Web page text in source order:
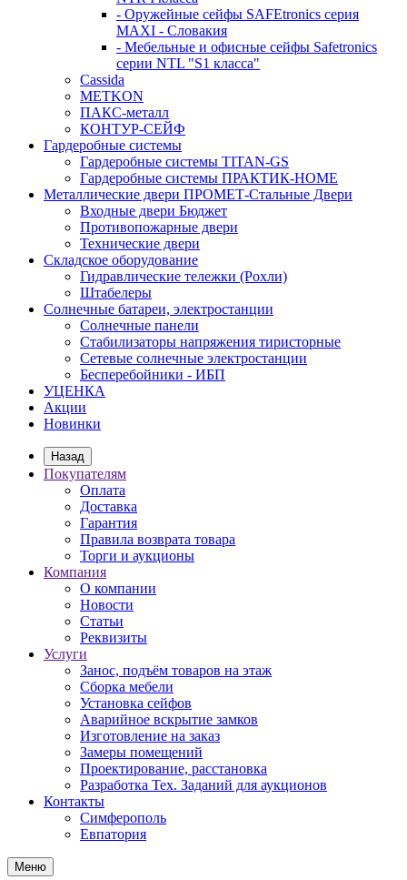
- Оружейные сейфы SAFEtronics серия
MAXI - Словакия
- Мебельные и офисные сейфы Safetronics
серии NTL "S1 класса"
Cassida
METKON
ПАКС-металл
КОНТУР-СЕЙФ
Гардеробные системы
Гардеробные системы TITAN-GS
Гардеробные системы ПРАКТИК-HOME
Металлические двери ПРОМЕТ-Стальные Двери
Входные двери Бюджет
Противопожарные двери
Технические двери
Складское оборудование
Гидравлические тележки (Рохли)
Штабелеры
Солнечные батареи, электростанции
Солнечные панели
Стабилизаторы напряжения тиристорные
Сетевые солнечные электростанции
Бесперебойники - ИБП
УЦЕНКА
Акции
Новинки
Назад
Покупателям
Оплата
Доставка
Гарантия
Правила возврата товара
Торги и аукционы
Компания
О компании
Новости
Статьи
Реквизиты
Услуги
Занос, подъём товаров на этаж
Сборка мебели
Установка сейфов
Аварийное вскрытие замков
Изготовление на заказ
Замеры помещений
Проектирование, расстановка
Разработка Тех. Заданий для аукционов
Контакты
Симферополь
Евпатория
Меню